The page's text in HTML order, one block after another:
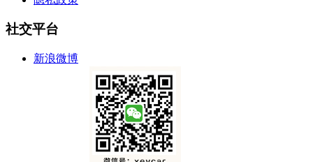
社交平台
新浪微博